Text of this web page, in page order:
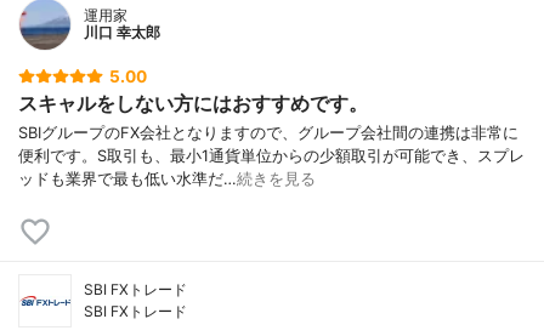
運用家
川口 幸太郎
5.00
スキャルをしない方にはおすすめです。
SBIグループのFX会社となりますので、グループ会社間の連携は非常に
便利です。S取引も、最小1通貨単位からの少額取引が可能でき、スプレ
ッドも業界で最も低い水準だ…続きを見る
SBI FXトレード
SBI FXトレード